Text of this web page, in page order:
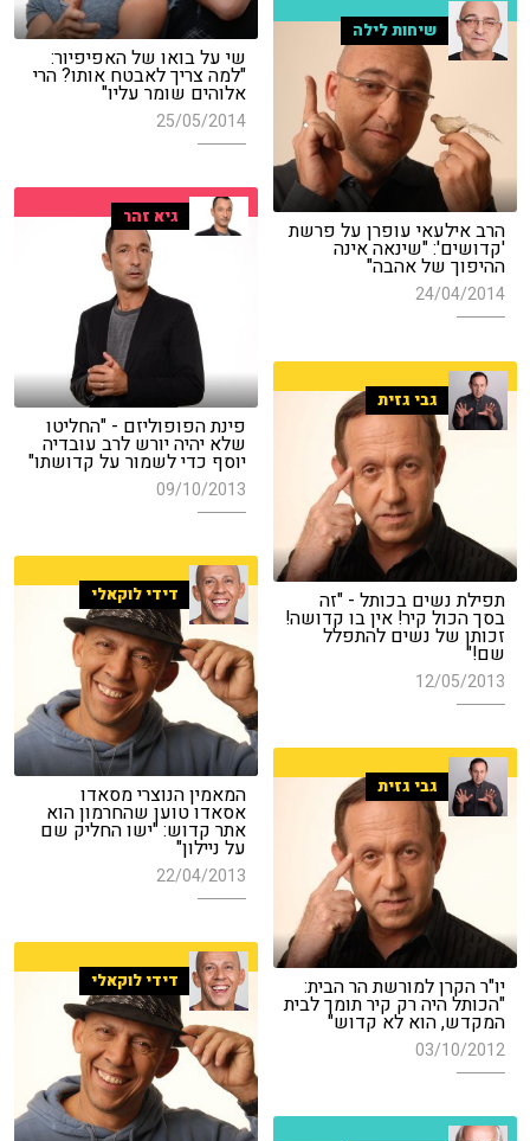
שי על בואו של האפיפיור:
"למה צריך לאבטח אותו? הרי
אלוהים שומר עליו"
25/05/2014
שיחות לילה
הרב אילעאי עופרן על פרשת
'קדושים': "שינאה אינה
ההיפוך של אהבה"
24/04/2014
גיא זהר
פינת הפופוליזם - "החליטו
שלא יהיה יורש לרב עובדיה
יוסף כדי לשמור על קדושתו"
09/10/2013
גבי גזית
תפילת נשים בכותל - "זה
בסך הכול קיר! אין בו קדושה!
זכותן של נשים להתפלל
שם!"
12/05/2013
דידי לוקאלי
המאמין הנוצרי מסאדו
אסאדו טוען שהחרמון הוא
אתר קדוש: "ישו החליק שם
על ניילון"
22/04/2013
גבי גזית
יו"ר הקרן למורשת הר הבית:
"הכותל היה רק קיר תומך לבית
המקדש, הוא לא קדוש"
03/10/2012
דידי לוקאלי